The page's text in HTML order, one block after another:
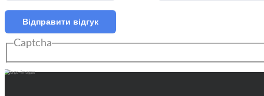
Відправити відгук
Captcha